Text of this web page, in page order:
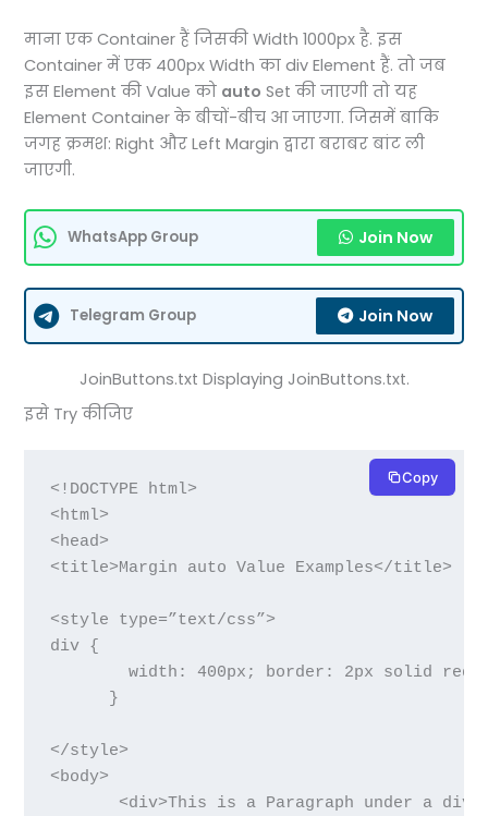
माना एक Container हैं जिसकी Width 1000px है. इस
Container में एक 400px Width का div Element हैं. तो जब
इस Element की Value को auto Set की जाएगी तो यह
Element Container के बीचों-बीच आ जाएगा. जिसमें बाकि
जगह क्रमश: Right और Left Margin द्वारा बराबर बांट ली
जाएगी.
WhatsApp Group Join Now
Telegram Group Join Now
JoinButtons.txt Displaying JoinButtons.txt.
इसे Try कीजिए
<!DOCTYPE html>
<html>
<head>
<title>Margin auto Value Examples</title>
<style type=”text/css”>
div {
width: 400px; border: 2px solid
}
</style>
<body>
<div>This is a Paragraph under a
Copy